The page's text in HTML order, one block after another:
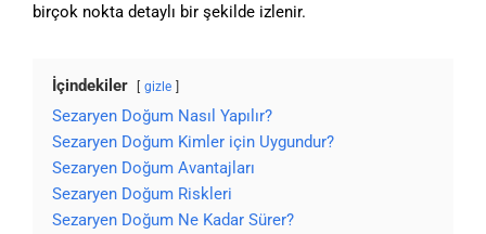
birçok nokta detaylı bir şekilde izlenir.
İçindekiler gizle
Sezaryen Doğum Nasıl Yapılır?
Sezaryen Doğum Kimler için Uygundur?
Sezaryen Doğum Avantajları
Sezaryen Doğum Riskleri
Sezaryen Doğum Ne Kadar Sürer?